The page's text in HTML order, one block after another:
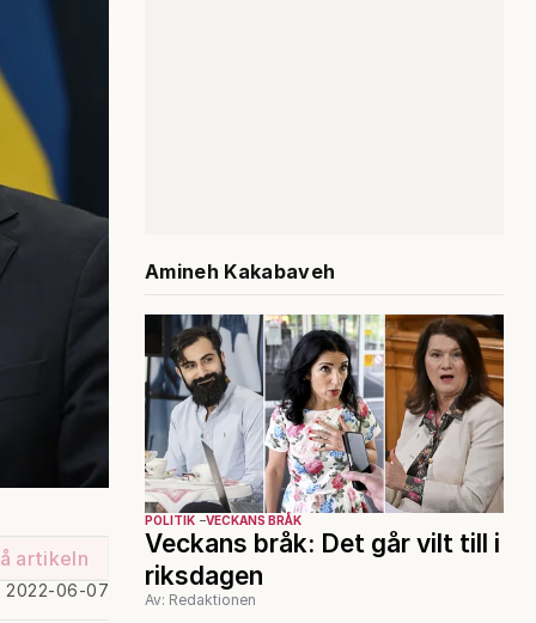
artikeln
2022-06-07
Amineh Kakabaveh
POLITIK VECKANS BRÅK
Veckans bråk: Det går vilt till i
riksdagen
Av: Redaktionen